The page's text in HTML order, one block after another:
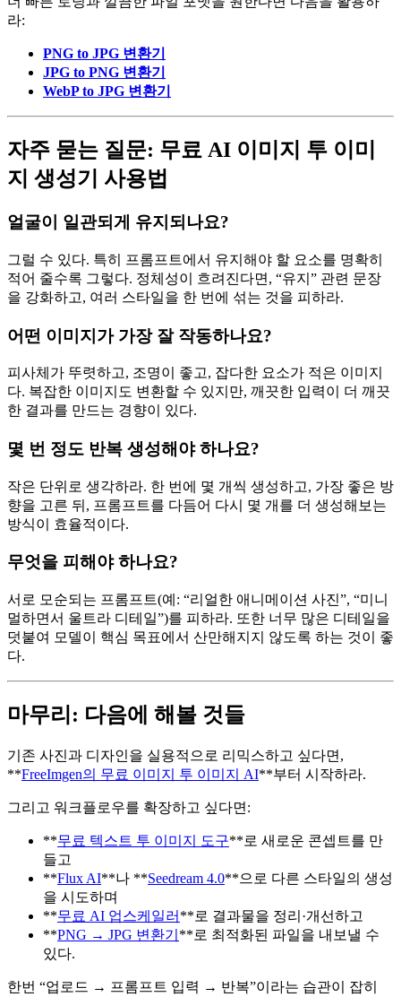
라:
PNG to JPG 변환기
JPG to PNG 변환기
WebP to JPG 변환기
자주 묻는 질문: 무료 AI 이미지 투 이미
지 생성기 사용법
얼굴이 일관되게 유지되나요?
그럴 수 있다. 특히 프롬프트에서 유지해야 할 요소를 명확히
적어 줄수록 그렇다. 정체성이 흐려진다면, “유지” 관련 문장
을 강화하고, 여러 스타일을 한 번에 섞는 것을 피하라.
어떤 이미지가 가장 잘 작동하나요?
피사체가 뚜렷하고, 조명이 좋고, 잡다한 요소가 적은 이미지
다. 복잡한 이미지도 변환할 수 있지만, 깨끗한 입력이 더 깨끗
한 결과를 만드는 경향이 있다.
몇 번 정도 반복 생성해야 하나요?
작은 단위로 생각하라. 한 번에 몇 개씩 생성하고, 가장 좋은 방
향을 고른 뒤, 프롬프트를 다듬어 다시 몇 개를 더 생성해보는
방식이 효율적이다.
무엇을 피해야 하나요?
서로 모순되는 프롬프트(예: “리얼한 애니메이션 사진”, “미니
멀하면서 울트라 디테일”)를 피하라. 또한 너무 많은 디테일을
덧붙여 모델이 핵심 목표에서 산만해지지 않도록 하는 것이 좋
다.
마무리: 다음에 해볼 것들
기존 사진과 디자인을 실용적으로 리믹스하고 싶다면,
**FreeImgen의 무료 이미지 투 이미지 AI**부터 시작하라.
그리고 워크플로우를 확장하고 싶다면:
**무료 텍스트 투 이미지 도구**로 새로운 콘셉트를 만
들고
**Flux AI**나 **Seedream 4.0**으로 다른 스타일의 생성
을 시도하며
**무료 AI 업스케일러 **로 결과물을 정리·개선하고
**PNG → JPG 변환기 **로 최적화된 파일을 내보낼 수
있다.
한번 “업로드 → 프롬프트 입력 → 반복”이라는 습관이 잡히